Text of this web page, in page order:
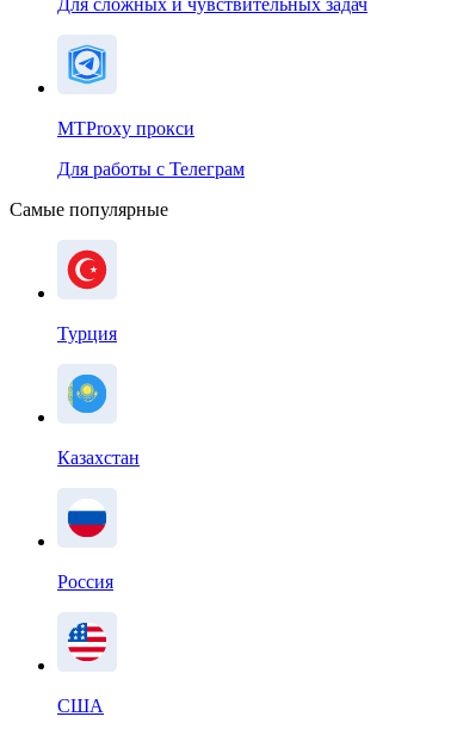
Для сложных и чувствительных задач
MTProxy прокси
Для работы с Телеграм
Самые популярные
Турция
Казахстан
Россия
США